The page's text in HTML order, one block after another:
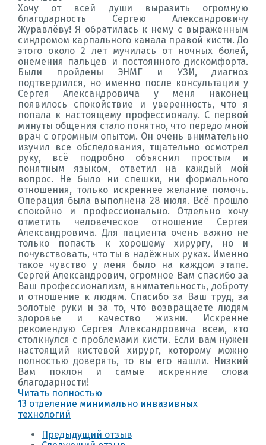
Хочу от всей души выразить огромную
благодарность Сергею Александровичу
Журавлёву! Я обратилась к нему с выраженным
синдромом карпального канала правой кисти. До
этого около 2 лет мучилась от ночных болей,
онемения пальцев и постоянного дискомфорта.
Были пройдены ЭНМГ и УЗИ, диагноз
подтвердился, но именно после консультации у
Сергея Александровича у меня наконец
появилось спокойствие и уверенность, что я
попала к настоящему профессионалу. С первой
минуты общения стало понятно, что передо мной
врач с огромным опытом. Он очень внимательно
изучил все обследования, тщательно осмотрел
руку, всё подробно объяснил простым и
понятным языком, ответил на каждый мой
вопрос. Не было ни спешки, ни формального
отношения, только искреннее желание помочь.
Операция была выполнена 28 июля. Всё прошло
спокойно и профессионально. Отдельно хочу
отметить человеческое отношение Сергея
Александровича. Для пациента очень важно не
только попасть к хорошему хирургу, но и
почувствовать, что ты в надёжных руках. Именно
такое чувство у меня было на каждом этапе.
Сергей Александрович, огромное Вам спасибо за
Ваш профессионализм, внимательность, доброту
и отношение к людям. Спасибо за Ваш труд, за
золотые руки и за то, что возвращаете людям
здоровье и качество жизни. Искренне
рекомендую Сергея Александровича всем, кто
столкнулся с проблемами кисти. Если вам нужен
настоящий кистевой хирург, которому можно
полностью доверять, то вы его нашли. Низкий
Вам поклон и самые искренние слова
благодарности!
Читать полностью
13 отделение минимально инвазивных
технологий
Предыдущий отзыв